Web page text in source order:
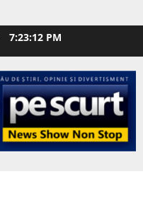
7:23:13 PM